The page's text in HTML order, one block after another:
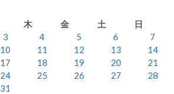
木 金 土
日
3 4 5 6
7
10 11 12 13
14
17 18 19 20
21
24 25 26 27
28
31